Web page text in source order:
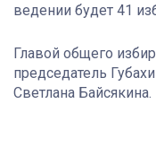
ведении будет 41
Главой общего
председатель
Светлана Байсякина.